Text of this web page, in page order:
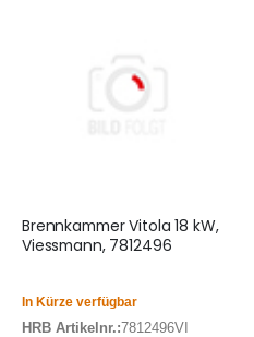
Brennkammer Vitola 18 kW,
Viessmann, 7812496
In Kürze verfügbar
HRB Artikelnr.:7812496VI